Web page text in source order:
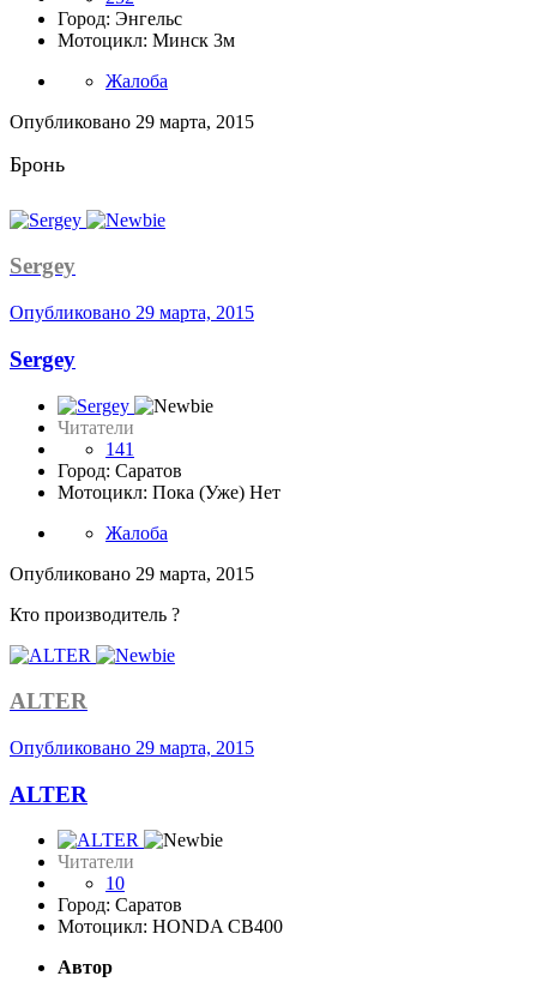
Город: Энгельс
Мотоцикл: Минск 3м
Жалоба
Опубликовано 29 марта, 2015
Бронь
Sergey
Опубликовано 29 марта, 2015
Sergey
Читатели
141
Город: Саратов
Мотоцикл: Пока (Уже) Нет
Жалоба
Опубликовано 29 марта, 2015
Кто производитель ?
ALTER
Опубликовано 29 марта, 2015
ALTER
Читатели
10
Город: Саратов
Мотоцикл: HONDA CB400
Автор